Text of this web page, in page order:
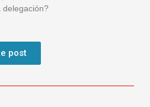
delegación?
post